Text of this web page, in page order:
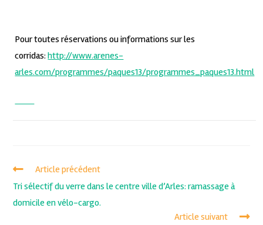
Pour toutes réservations ou informations sur les
corridas:http://www.arenes-
arles.com/programmes/paques13/programmes_paques13.html
Article précédent
Tri sélectif du verre dans le centre ville d’Arles: ramassage à
domicile en vélo-cargo.
Article suivant